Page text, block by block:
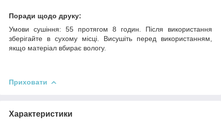
Поради щодо друку:
Умови сушіння: 55 протягом 8 годин. Після використання
зберігайте в сухому місці. Висушіть перед використанням,
якщо матеріал вбирає вологу.
Приховати
Характеристики